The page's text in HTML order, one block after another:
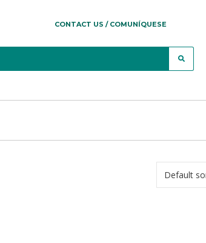
CONTACT US / COMUNÍQUESE